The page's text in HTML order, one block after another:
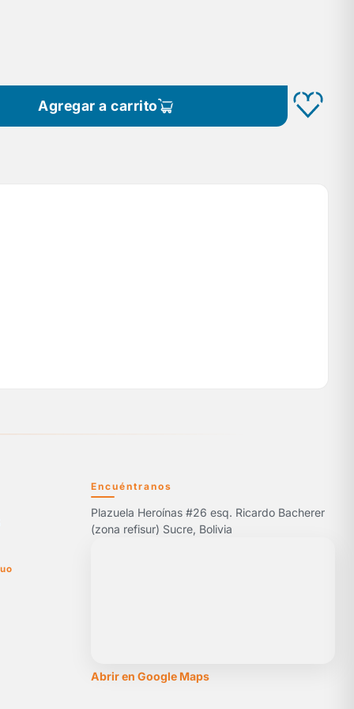
Agregar a carrito
Encuéntranos
Plazuela Heroínas #26 esq. Ricardo Bacherer
(zona refisur) Sucre, Bolivia
Abrir en Google Maps